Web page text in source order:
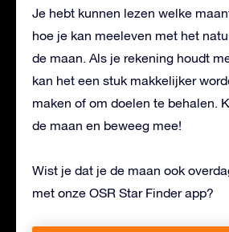
Je hebt kunnen lezen welke
hoe je kan meeleven met het
de maan. Als je rekening houdt
kan het een stuk makkelijker
maken of om doelen te behalen.
de maan en beweeg mee!
Wist je dat je de maan ook
met onze OSR Star Finder app?